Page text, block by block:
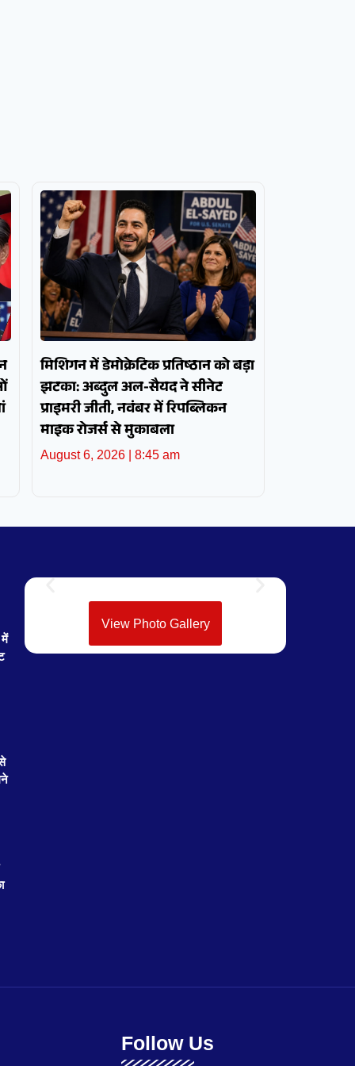
मिशिगन में डेमोक्रेटिक प्रतिष्ठान को बड़ा
झटका: अब्दुल अल-सैयद ने सीनेट
प्राइमरी जीती, नवंबर में रिपब्लिकन
माइक रोजर्स से मुकाबला
August 6, 2026 8:45 am
View Photo Gallery
Follow Us